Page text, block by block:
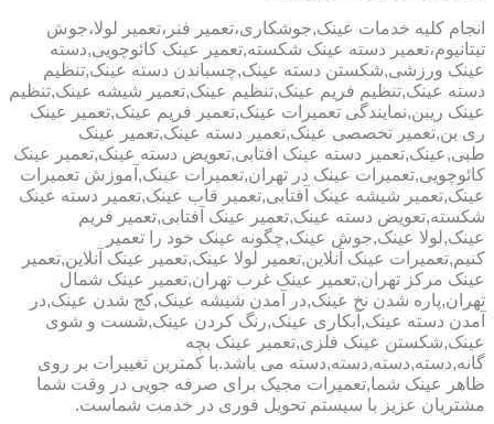
انجام کلیه خدمات عینک,جوشکاری،تعمیر فنر،تعمیر لولا،جوش
تیتانیوم،تعمیر دسته عینک شکسته,تعمیر عینک کائوچویی,دسته
عینک ورزشی,شکستن دسته عینک,چسباندن دسته عینک,تنظیم
دسته عینک,تنظیم فریم عینک,تنظیم عینک,تعمیر شیشه عینک,تنظیم
عینک ریبن,نمایندگی تعمیرات عینک,تعمیر فریم عینک,تعمیر عینک
ری بن,تعمیر تخصصی عینک,تعمیر دسته عینک,تعمیر عینک
طبی,عینک,تعمیر دسته عینک افتابی,تعویض دسته عینک,تعمیر عینک
کائوچویی,تعمیرات عینک در تهران,تعمیرات عینک,آموزش تعمیرات
عینک,تعمیر شیشه عینک آفتابی,تعمیر قاب عینک,تعمیر دسته عینک
شکسته,تعویض دسته عینک,تعمیر عینک آفتابی,تعمیر فریم
عینک,لولا عینک,جوش عینک,چگونه عینک خود را تعمیر
کنیم,تعمیرات عینک آنلاین,تعمیر لولا عینک,تعمیر عینک آنلاین,تعمیر
عینک مرکز تهران,تعمیر عینک غرب تهران,تعمیر عینک شمال
تهران,پاره شدن نخ عینک,در آمدن شیشه عینک,کج شدن عینک,در
آمدن دسته عینک,آبکاری عینک,رنگ کردن عینک,شست و شوی
عینک,شکستن عینک فلزی,تعمیر عینک بچه
گانه,دسته,دسته,دسته,دسته می باشد.با کمترین تغییرات بر روی
ظاهر عینک شما,تعمیرات مجیک برای صرفه جویی در وقت شما
مشتریان عزیز با سیستم تحویل فوری در خدمت شماست.